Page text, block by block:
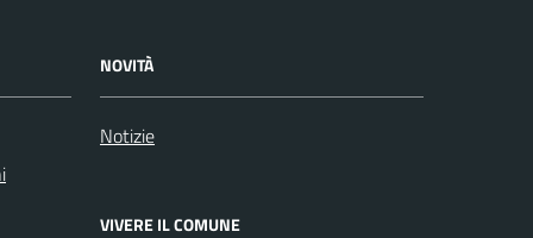
NOVITÀ
Notizie
VIVERE IL COMUNE